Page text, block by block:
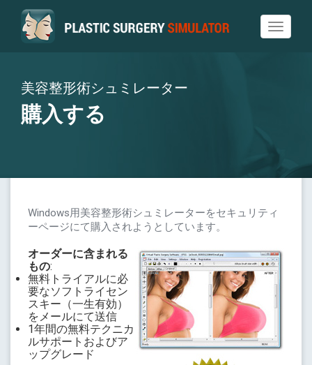
Toggle
美容整形術シュミレーター
購入する
Windows用美容整形術シュミレーターをセキュリティ
ーページにて購入されようとしています。
オーダーに含まれる
もの:
無料トライアルに必
要なソフトライセン
スキー（一生有効）
をメールにて送信
1年間の無料テクニカ
ルサポートおよびア
ップグレード